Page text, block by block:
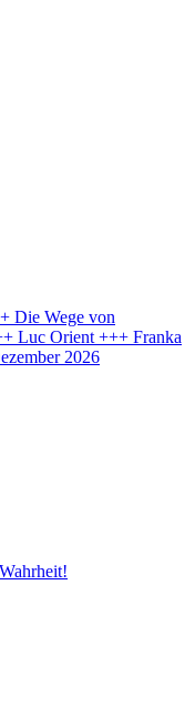
Die Wege von
Luc Orient +++ Franka
2026